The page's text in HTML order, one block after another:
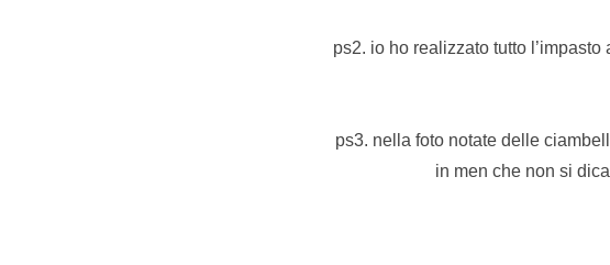
ps2. io ho realizzato tutto
ps3. nella foto notate delle
in men che non si